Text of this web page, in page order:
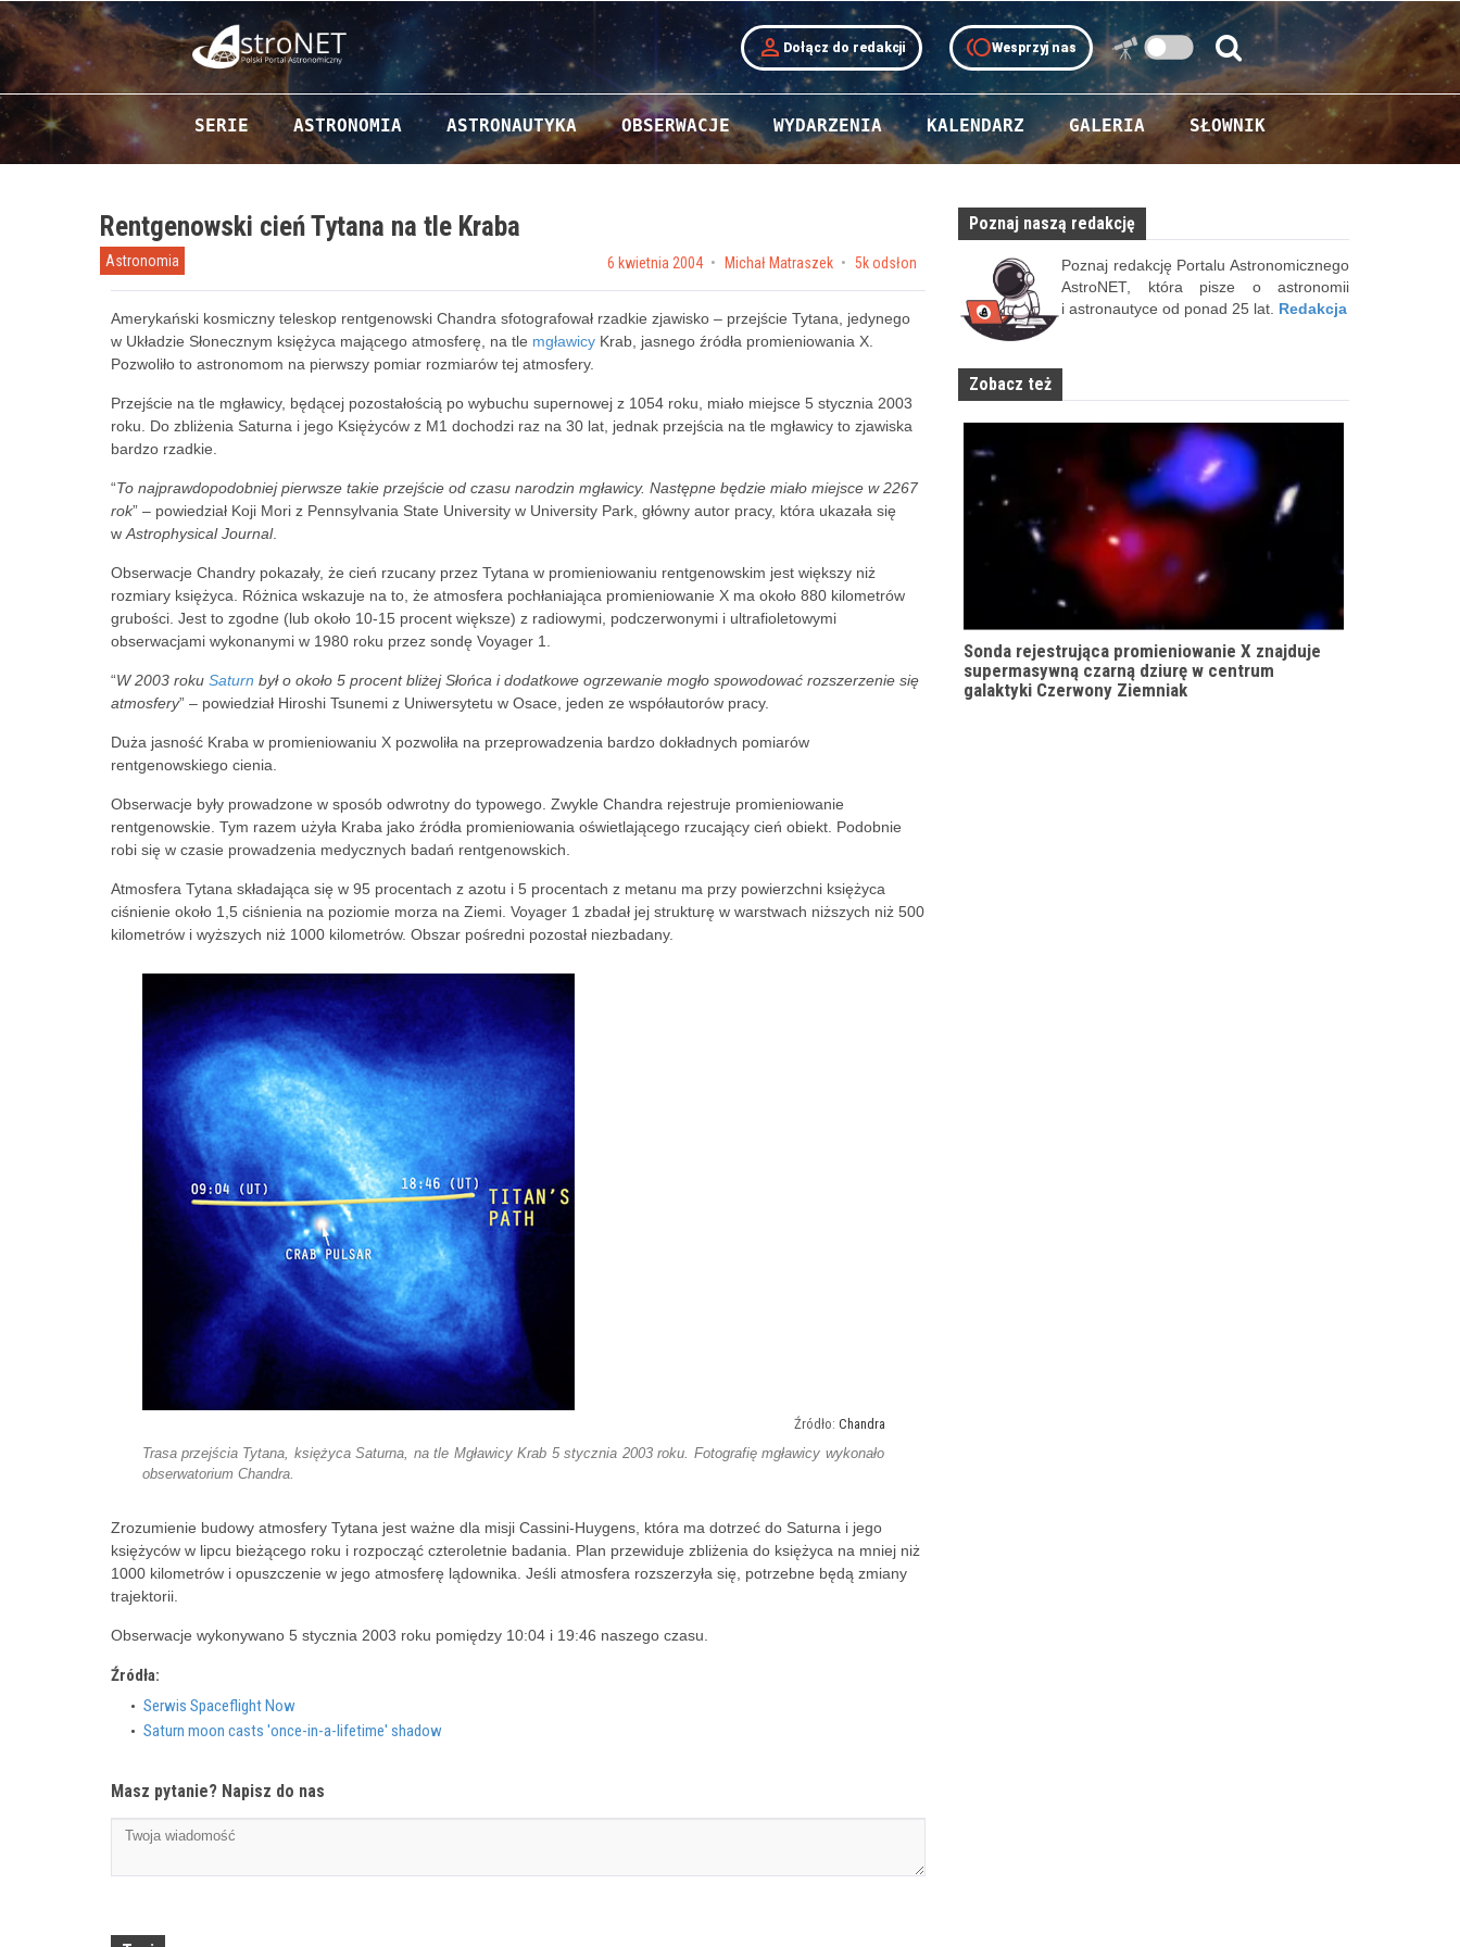
person Dołącz do redakcji tollWesprzyj nas
Szukaj:
Szukaj
Przejdź do zawartości
SERIE ASTRONOMIA ASTRONAUTYKA OBSERWACJE WYDARZENIA KALENDARZ GALERIA SŁOWNIK
Rentgenowski cień Tytana na tle Kraba
Astronomia Posted on
6 kwietnia 2004 by Michał Matraszek 5k odsłon
Amerykański kosmiczny teleskop rentgenowski Chandra sfotografował rzadkie zjawisko – przejście Tytana, jedynego
w Układzie Słonecznym księżyca mającego atmosferę, na tle mgławicy Krab, jasnego źródła promieniowania X.
Pozwoliło to astronomom na pierwszy pomiar rozmiarów tej atmosfery.
Przejście na tle mgławicy, będącej pozostałością po wybuchu supernowej z 1054 roku, miało miejsce 5 stycznia 2003
roku. Do zbliżenia Saturna i jego Księżyców z M1 dochodzi raz na 30 lat, jednak przejścia na tle mgławicy to zjawiska
bardzo rzadkie.
“To najprawdopodobniej pierwsze takie przejście od czasu narodzin mgławicy. Następne będzie miało miejsce w 2267
rok” – powiedział Koji Mori z Pennsylvania State University w University Park, główny autor pracy, która ukazała się
w Astrophysical Journal.
Obserwacje Chandry pokazały, że cień rzucany przez Tytana w promieniowaniu rentgenowskim jest większy niż
rozmiary księżyca. Różnica wskazuje na to, że atmosfera pochłaniająca promieniowanie X ma około 880 kilometrów
grubości. Jest to zgodne (lub około 10-15 procent większe) z radiowymi, podczerwonymi i ultrafioletowymi
obserwacjami wykonanymi w 1980 roku przez sondę Voyager 1.
“W 2003 roku Saturn był o około 5 procent bliżej Słońca i dodatkowe ogrzewanie mogło spowodować rozszerzenie się
atmosfery” – powiedział Hiroshi Tsunemi z Uniwersytetu w Osace, jeden ze współautorów pracy.
Duża jasność Kraba w promieniowaniu X pozwoliła na przeprowadzenia bardzo dokładnych pomiarów
rentgenowskiego cienia.
Obserwacje były prowadzone w sposób odwrotny do typowego. Zwykle Chandra rejestruje promieniowanie
rentgenowskie. Tym razem użyła Kraba jako źródła promieniowania oświetlającego rzucający cień obiekt. Podobnie
robi się w czasie prowadzenia medycznych badań rentgenowskich.
Atmosfera Tytana składająca się w 95 procentach z azotu i 5 procentach z metanu ma przy powierzchni księżyca
ciśnienie około 1,5 ciśnienia na poziomie morza na Ziemi. Voyager 1 zbadał jej strukturę w warstwach niższych niż 500
kilometrów i wyższych niż 1000 kilometrów. Obszar pośredni pozostał niezbadany.
Chandra
Trasa przejścia Tytana, księżyca Saturna, na tle Mgławicy Krab 5 stycznia 2003 roku. Fotografię mgławicy wykonało
obserwatorium Chandra.
Zrozumienie budowy atmosfery Tytana jest ważne dla misji Cassini-Huygens, która ma dotrzeć do Saturna i jego
księżyców w lipcu bieżącego roku i rozpocząć czteroletnie badania. Plan przewiduje zbliżenia do księżyca na mniej niż
1000 kilometrów i opuszczenie w jego atmosferę lądownika. Jeśli atmosfera rozszerzyła się, potrzebne będą zmiany
trajektorii.
Obserwacje wykonywano 5 stycznia 2003 roku pomiędzy 10:04 i 19:46 naszego czasu.
Źródła:
Serwis Spaceflight Now
Saturn moon casts 'once-in-a-lifetime' shadow
Masz pytanie? Napisz do nas
Poznaj naszą redakcję
Poznaj redakcję Portalu Astronomicznego
AstroNET, która pisze o astronomii
i astronautyce od ponad 25 lat. Redakcja
Zobacz też
Sonda rejestrująca promieniowanie X znajduje
supermasywną czarną dziurę w centrum
galaktyki Czerwony Ziemniak